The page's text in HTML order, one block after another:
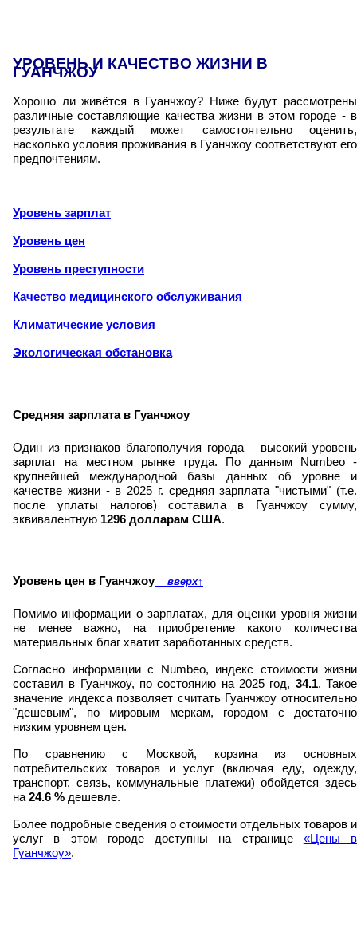
УРОВЕНЬ И КАЧЕСТВО ЖИЗНИ В
ГУАНЧЖОУ
Хорошо ли живётся в Гуанчжоу? Ниже будут рассмотрены
различные составляющие качества жизни в этом городе - в
результате каждый может самостоятельно оценить,
насколько условия проживания в Гуанчжоу соответствуют его
предпочтениям.
Уровень зарплат
Уровень цен
Уровень преступности
Качество медицинского обслуживания
Климатические условия
Экологическая обстановка
Средняя зарплата в Гуанчжоу
Один из признаков благополучия города – высокий уровень
зарплат на местном рынке труда. По данным Numbeo -
крупнейшей международной базы данных об уровне и
качестве жизни - в 2025 г. средняя зарплата "чистыми" (т.е.
после уплаты налогов) составила в Гуанчжоу сумму,
эквивалентную 1296 долларам США.
Уровень цен в Гуанчжоувверх↑
Помимо информации о зарплатах, для оценки уровня жизни
не менее важно, на приобретение какого количества
материальных благ хватит заработанных средств.
Согласно информации с Numbeo, индекс стоимости жизни
составил в Гуанчжоу, по состоянию на 2025 год, 34.1. Такое
значение индекса позволяет считать Гуанчжоу относительно
"дешевым", по мировым меркам, городом с достаточно
низким уровнем цен.
По сравнению с Москвой, корзина из основных
потребительских товаров и услуг (включая еду, одежду,
транспорт, связь, коммунальные платежи) обойдется здесь
на24.6 % дешевле.
Более подробные сведения о стоимости отдельных товаров и
услуг в этом городе доступны на странице «Цены в
Гуанчжоу».